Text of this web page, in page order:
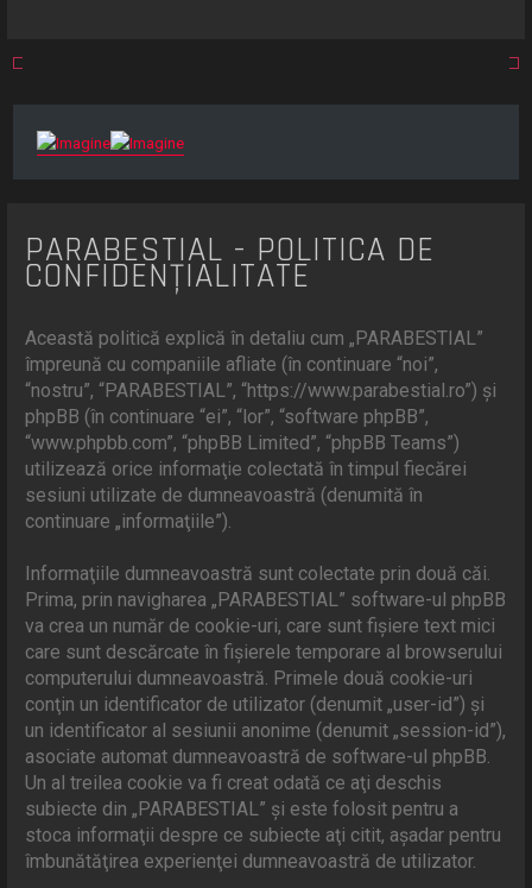
PARABESTIAL - POLITICA DE
CONFIDENŢIALITATE
Această politică explică în detaliu cum „PARABESTIAL”
împreună cu companiile afliate (în continuare “noi”,
“nostru”, “PARABESTIAL”, “https://www.parabestial.ro”) şi
phpBB (în continuare “ei”, “lor”, “software phpBB”,
“www.phpbb.com”, “phpBB Limited”, “phpBB Teams”)
utilizează orice informaţie colectată în timpul fiecărei
sesiuni utilizate de dumneavoastră (denumită în
continuare „informaţiile”).
Informaţiile dumneavoastră sunt colectate prin două căi.
Prima, prin navigharea „PARABESTIAL” software-ul phpBB
va crea un număr de cookie-uri, care sunt fişiere text mici
care sunt descărcate în fişierele temporare al browserului
computerului dumneavoastră. Primele două cookie-uri
conţin un identificator de utilizator (denumit „user-id”) şi
un identificator al sesiunii anonime (denumit „session-id”),
asociate automat dumneavoastră de software-ul phpBB.
Un al treilea cookie va fi creat odată ce aţi deschis
subiecte din „PARABESTIAL” şi este folosit pentru a
stoca informaţii despre ce subiecte aţi citit, aşadar pentru
îmbunătăţirea experienţei dumneavoastră de utilizator.